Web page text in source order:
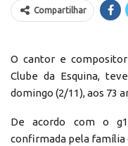
Compartilhar
O cantor e
Clube da Esquina,
domingo (2/11), aos 73
De acordo com o
confirmada pela família